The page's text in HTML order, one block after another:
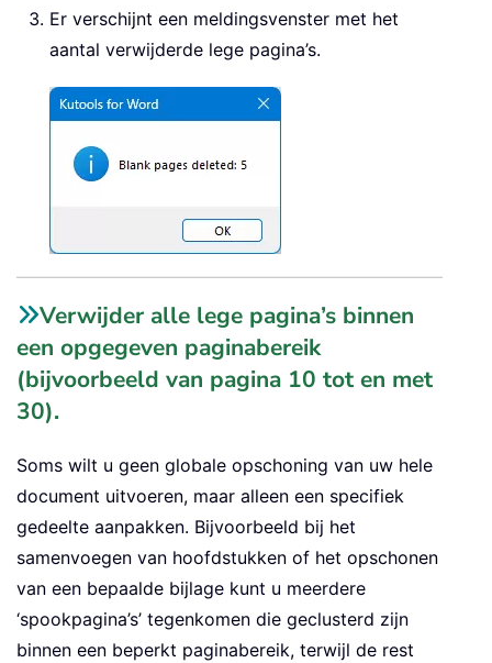
Er verschijnt een meldingsvenster met het
aantal verwijderde lege pagina’s.
Verwijder alle lege pagina’s binnen
een opgegeven paginabereik
(bijvoorbeeld van pagina 10 tot en met
30).
Soms wilt u geen globale opschoning van uw hele
document uitvoeren, maar alleen een specifiek
gedeelte aanpakken. Bijvoorbeeld bij het
samenvoegen van hoofdstukken of het opschonen
van een bepaalde bijlage kunt u meerdere
‘spookpagina’s’ tegenkomen die geclusterd zijn
binnen een beperkt paginabereik, terwijl de rest